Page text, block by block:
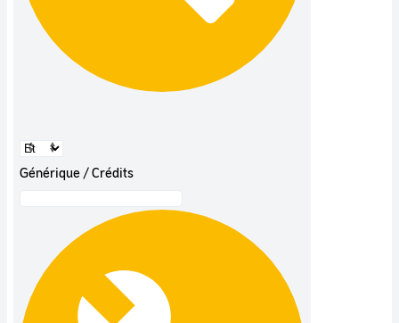
Générique / Crédits